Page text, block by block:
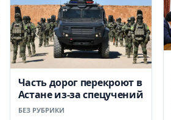
Часть дорог перекроют в
Астане из-за спецучений
БЕЗ РУБРИКИ